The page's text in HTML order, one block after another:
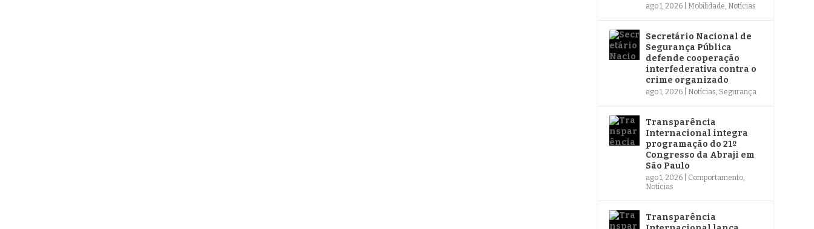
ago 1, 2026 Mobilidade, Notícias
Secretário Nacional de
Segurança Pública
defende cooperação
interfederativa contra o
crime organizado
ago 1, 2026 Notícias, Segurança
Transparência
Internacional integra
programação do 21º
Congresso da Abraji em
São Paulo
ago 1, 2026 Comportamento,
Notícias
Transparência